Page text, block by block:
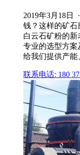
2019年3月18日
钱？这样的矿石
白云石矿粉的
专业的选型方
给我们提供产能
联系电话: 180